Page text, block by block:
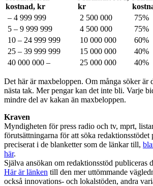
kostnad, kr
kr
– 4 999 999
2 500 000
75%
5 – 9 999 999
4 500 000
75%
10 – 24 999 999
10 000 000
60%
25 – 39 999 999
15 000 000
40%
40 000 000 –
25 000 000 40%
Det här är maxbeloppen. Om många söker är
nästa tak. Mer pengar kan det inte bli. Varje
mindre del av kakan än maxbeloppen.
Kraven
Myndigheten för press radio och tv, mprt,
förutsättningarna för att söka redaktionsstödet
preciserat i de blanketter som de länkar till,
här.
Själva ansökan om redaktionsstöd publiceras
Här är länken till den mer uttömmande
också innovations- och lokalstöden, andra